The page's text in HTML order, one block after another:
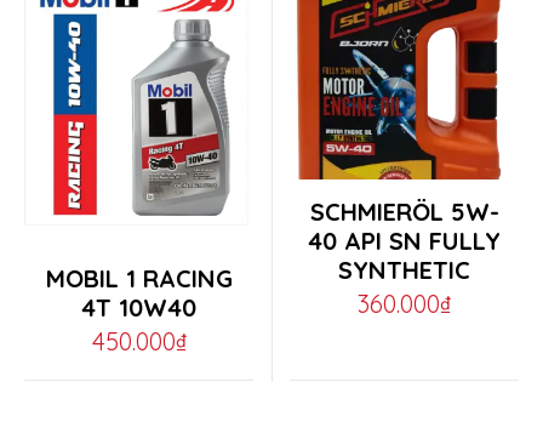
may
be
chosen
on
the
product
page
through
160.000₫
This
product
MOBIL 1 RACING
4T 10W40
450.000₫
This
product
multiple
SCHMIERÖL 5W-
40 API SN FULLY
SYNTHETIC
360.000₫